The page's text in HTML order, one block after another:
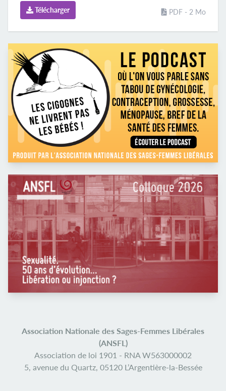
Télécharger PDF - 2 Mo
Association Nationale des Sages-Femmes Libérales
(ANSFL)
Association de loi 1901 - RNA W563000002
5, avenue du Quartz, 05120 L’Argentière-la-Bessée